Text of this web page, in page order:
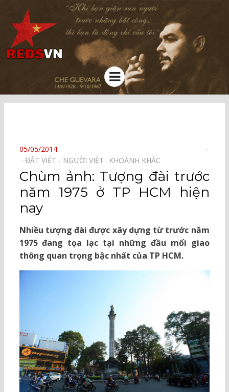
Kênh chia sẻ tri thức cộng đồng
Menu
POSTED
ON
05/05/2014
ĐẤT VIỆT - NGƯỜI VIỆT⠀
KHOẢNH KHẮC⠀
Chùm ảnh: Tượng đài trước
năm 1975 ở TP HCM hiện
nay
Nhiều tượng đài được xây dựng từ trước năm
1975 đang tọa lạc tại những đầu mối giao
thông quan trọng bậc nhất của TP HCM.